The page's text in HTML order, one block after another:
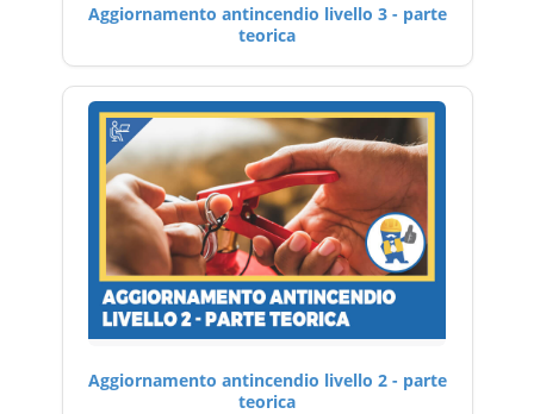
Aggiornamento antincendio livello 3 - parte
teorica
Aggiornamento antincendio livello 2 - parte
teorica